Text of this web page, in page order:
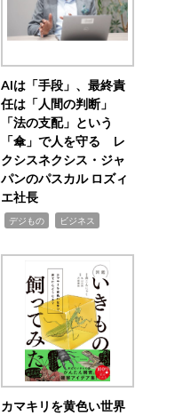
AIは「手段」、最終責
任は「人間の判断」
「法の支配」という
「傘」で人を守る レ
クシスネクシス・ジャ
パンのパスカル ロズィ
エ社長
デジもの ビジネス
カマキリを黄色い世界